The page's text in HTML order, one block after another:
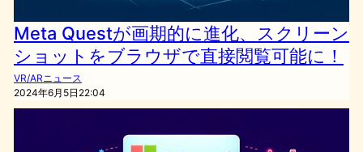
Meta Questが画期的に進化、スクリーン
ショットをブラウザで直接閲覧可能に！
VR/ARニュース
2024年6月5日22:04